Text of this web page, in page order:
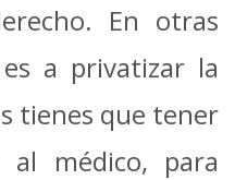
En otras
a privatizar la
tienes que tener
médico, para